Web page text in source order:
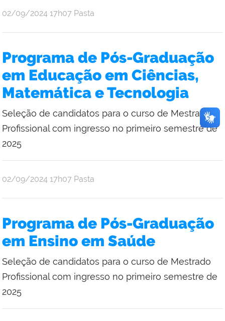
publicado
02/09/2024 17h07 Pasta
Programa de Pós-Graduação
em Educação em Ciências,
Matemática e Tecnologia
Seleção de candidatos para o curso de Mestrado
Profissional com ingresso no primeiro semestre de
2025
publicado
02/09/2024 17h07 Pasta
Programa de Pós-Graduação
em Ensino em Saúde
Seleção de candidatos para o curso de Mestrado
Profissional com ingresso no primeiro semestre de
2025